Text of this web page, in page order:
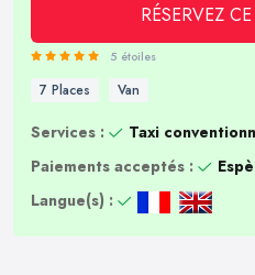
RÉSERVEZ
5 étoiles
7 Places Van
Services :
Taxi
Paiements acceptés :
Langue(s) :